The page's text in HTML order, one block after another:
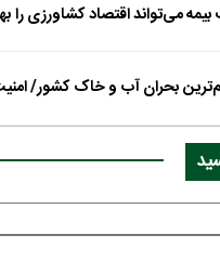
می‌تواند اقتصاد کشاورزی را
بحران آب و خاک کشور/